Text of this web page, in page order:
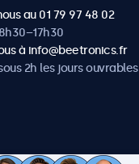
au 01 79 97 48 02
à info@beetronics.fr
2h les jours ouvrables